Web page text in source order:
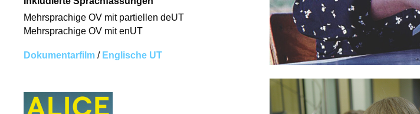
Mehrsprachige OV mit partiellen deUT
Mehrsprachige OV mit enUT
Dokumentarfilm / Englische UT